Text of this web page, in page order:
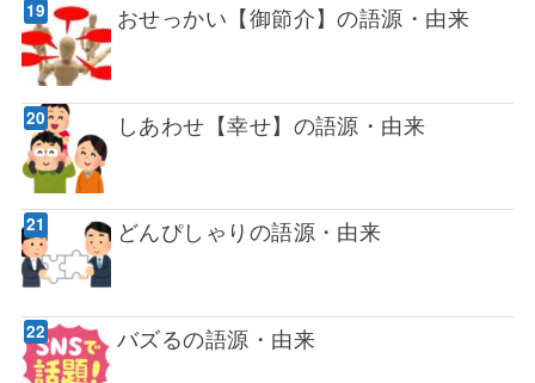
おせっかい【御節介】の語源・由来
しあわせ【幸せ】の語源・由来
どんぴしゃりの語源・由来
バズるの語源・由来